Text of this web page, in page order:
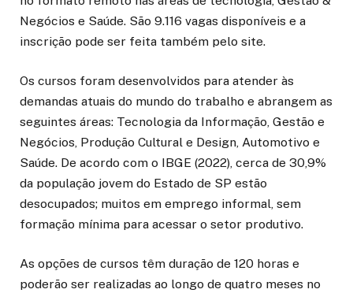
Negócios e Saúde. São 9.116 vagas disponíveis e a
inscrição pode ser feita também pelo site.
Os cursos foram desenvolvidos para atender às
demandas atuais do mundo do trabalho e abrangem as
seguintes áreas: Tecnologia da Informação, Gestão e
Negócios, Produção Cultural e Design, Automotivo e
Saúde. De acordo com o IBGE (2022), cerca de 30,9%
da população jovem do Estado de SP estão
desocupados; muitos em emprego informal, sem
formação mínima para acessar o setor produtivo.
As opções de cursos têm duração de 120 horas e
poderão ser realizadas ao longo de quatro meses no